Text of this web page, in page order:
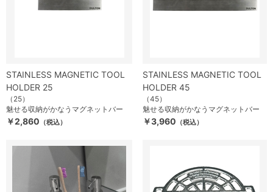
STAINLESS MAGNETIC TOOL
HOLDER 25
（25）
魅せる収納がかなうマグネットバー
￥2,860 （税込）
STAINLESS MAGNETIC TOOL
HOLDER 45
（45）
魅せる収納がかなうマグネットバー
￥3,960 （税込）